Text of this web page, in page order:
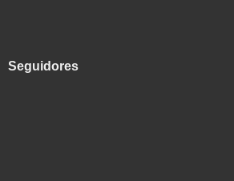
Seguidores